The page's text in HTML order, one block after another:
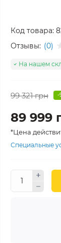
Код товара:
Отзывы: (0)
На нашем
99 321 грн -
89 999
*Цена
Специальные